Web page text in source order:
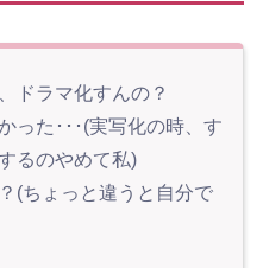
ドラマ化すんの？
った･･･(実写化の時、す
るのやめて私)
(ちょっと違うと自分で